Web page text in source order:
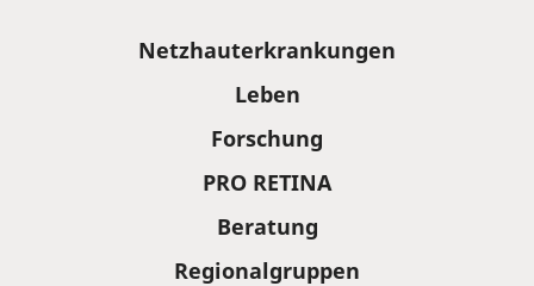
Netzhauterkrankungen
Leben
Forschung
PRO RETINA
Beratung
Regionalgruppen